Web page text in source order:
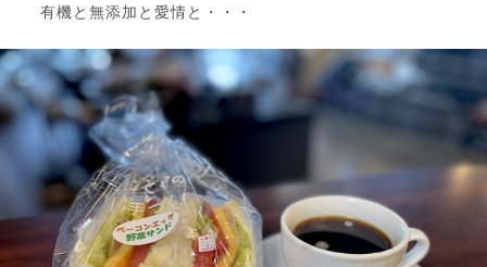
有機と無添加と愛情と・・・